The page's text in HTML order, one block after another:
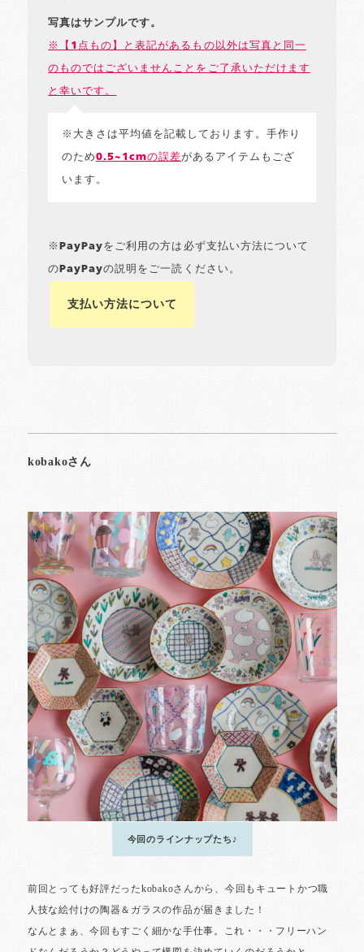
写真はサンプルです。
※【1点もの】と表記があるもの以外は写真と同一
のものではございませんことをご了承いただけます
と幸いです。
※大きさは平均値を記載しております。手作り
のため0.5~1cmの誤差があるアイテムもござ
います。
※PayPayをご利用の方は必ず支払い方法について
のPayPayの説明をご一読ください。
支払い方法について